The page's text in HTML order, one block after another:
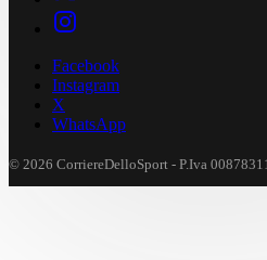
Facebook
Instagram
X
WhatsApp
© 2026 CorriereDelloSport - P.Iva